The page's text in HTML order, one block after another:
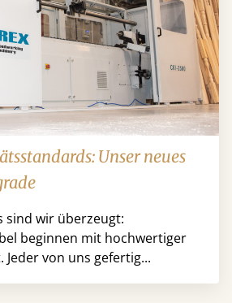
Unser neues
sind wir überzeugt:
beginnen mit hochwertiger
Jeder von uns gefertig...